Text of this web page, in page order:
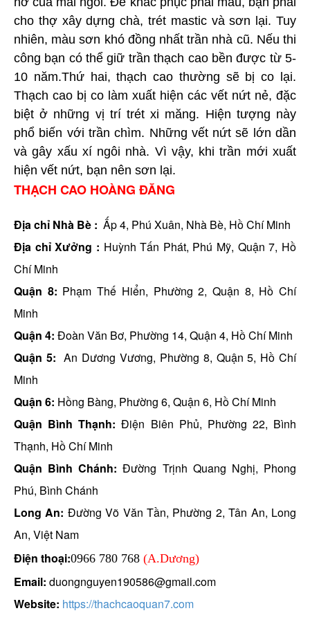
cho thợ xây dựng chà, trét mastic và sơn lại. Tuy
nhiên, màu sơn khó đồng nhất trần nhà cũ. Nếu thi
công bạn có thể giữ trần thạch cao bền được từ 5-
10 năm.Thứ hai, thạch cao thường sẽ bị co lại.
Thạch cao bị co làm xuất hiện các vết nứt nẻ, đặc
biệt ở những vị trí trét xi măng. Hiện tượng này
phổ biến với trần chìm. Những vết nứt sẽ lớn dần
và gây xấu xí ngôi nhà. Vì vậy, khi trần mới xuất
hiện vết nứt, bạn nên sơn lại.
THẠCH CAO HOÀNG ĐĂNG
Địa chỉ Nhà Bè : Ấp 4, Phú Xuân, Nhà Bè, Hồ Chí Minh
Địa chỉ Xưởng : Huỳnh Tấn Phát, Phú Mỹ, Quận 7, Hồ
Chí Minh
Quận 8: Phạm Thế Hiển, Phường 2, Quận 8, Hồ Chí
Minh
Quận 4: Đoàn Văn Bơ, Phường 14, Quận 4, Hồ Chí Minh
Quận 5: An Dương Vương, Phường 8, Quận 5, Hồ Chí
Minh
Quận 6: Hồng Bàng, Phường 6, Quận 6, Hồ Chí Minh
Quận Bình Thạnh: Điện Biên Phủ, Phường 22, Bình
Thạnh, Hồ Chí Minh
Quận Bình Chánh:Đường Trịnh Quang Nghị, Phong
Phú, Bình Chánh
Long An: Đường Võ Văn Tần, Phường 2, Tân An, Long
An, Việt Nam
Điện thoại:0966 780 768 (A.Dương)
Email: duongnguyen190586@gmail.com
Website: https://thachcaoquan7.com